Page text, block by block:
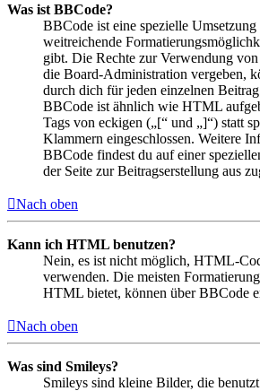
Was ist BBCode?
BBCode ist eine spezielle
weitreichende
gibt. Die Rechte zur Verwendung
die Board-Administration vergeben,
durch dich für jeden einzelnen
BBCode ist ähnlich wie HTML
Tags von eckigen („[“ und „]“) statt
Klammern eingeschlossen. Weitere
BBCode findest du auf einer
der Seite zur Beitragserstellung aus
Nach oben
Kann ich HTML benutzen?
Nein, es ist nicht möglich, HTML-
verwenden. Die meisten
HTML bietet, können über BBCode
Nach oben
Was sind Smileys?
Smileys sind kleine Bilder, die